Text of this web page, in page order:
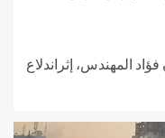
المهندس، إثراندلاع